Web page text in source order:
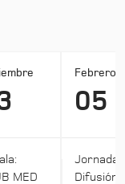
MED
Febrero
05
Jornada:
Difusión